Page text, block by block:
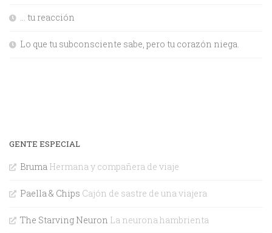
… tu reacción
Lo que tu subconsciente sabe, pero tu corazón niega.
GENTE ESPECIAL
Bruma Hermana y compañera de viaje
Paella & Chips Cajón de sastre de una viajera
The Starving Neuron La neurona hambrienta